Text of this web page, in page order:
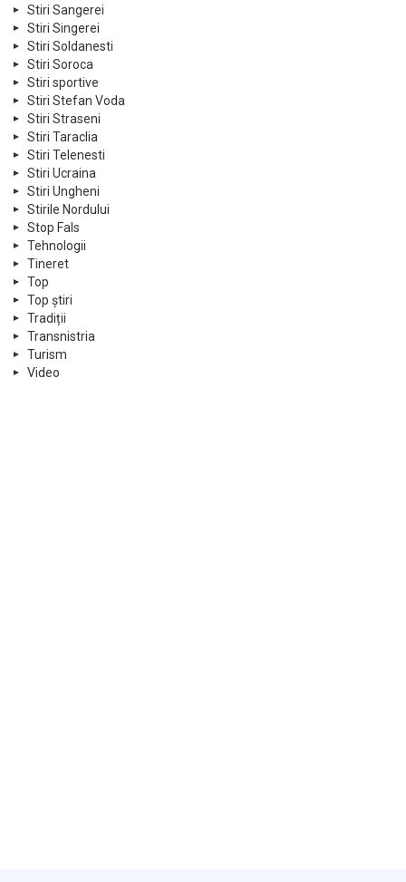
Stiri Sangerei
Stiri Singerei
Stiri Soldanesti
Stiri Soroca
Stiri sportive
Stiri Stefan Voda
Stiri Straseni
Stiri Taraclia
Stiri Telenesti
Stiri Ucraina
Stiri Ungheni
Stirile Nordului
Stop Fals
Tehnologii
Tineret
Top
Top știri
Tradiții
Transnistria
Turism
Video